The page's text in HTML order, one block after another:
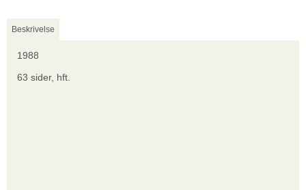
Beskrivelse
1988
63 sider, hft.